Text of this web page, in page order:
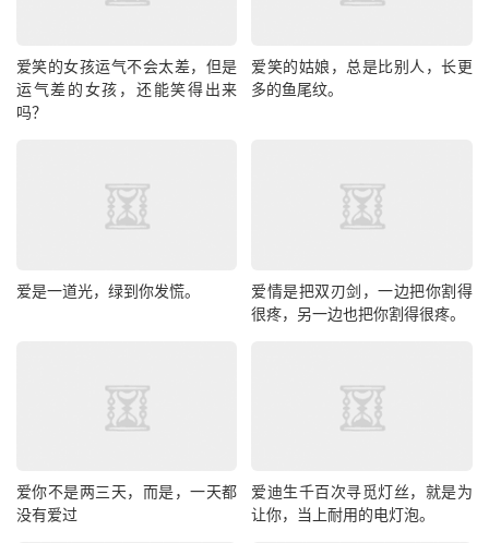
爱笑的女孩运气不会太差，但是
运气差的女孩，还能笑得出来
吗？
爱笑的姑娘，总是比别人，长更
多的鱼尾纹。
爱是一道光，绿到你发慌。
爱情是把双刃剑，一边把你割得
很疼，另一边也把你割得很疼。
爱你不是两三天，而是，一天都
没有爱过
爱迪生千百次寻觅灯丝，就是为
让你，当上耐用的电灯泡。